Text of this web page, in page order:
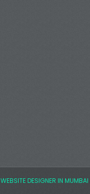
WEBSITE DESIGNER IN MUMBAI